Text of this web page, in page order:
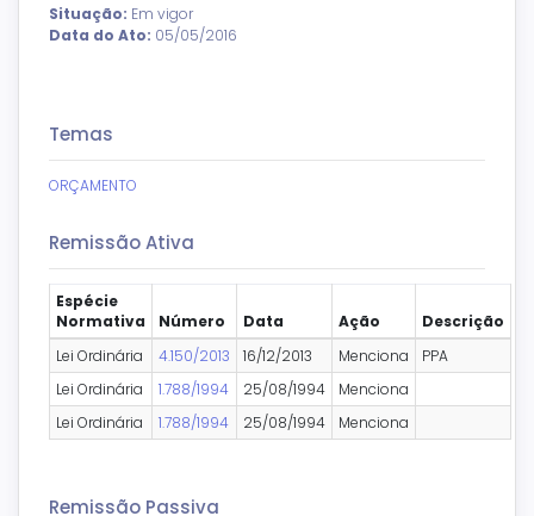
Situação: Em vigor
Data do Ato: 05/05/2016
Temas
ORÇAMENTO
Remissão Ativa
Espécie
Normativa
Número Data Ação
Descrição
Lei Ordinária
4.150/2013 16/12/2013 Menciona
PPA
Lei Ordinária
1.788/1994 25/08/1994
Menciona
Lei Ordinária
1.788/1994 25/08/1994 Menciona
Remissão Passiva